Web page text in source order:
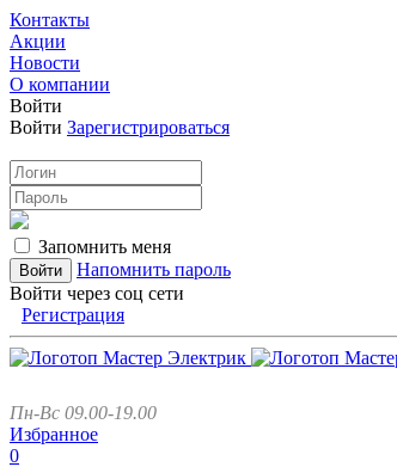
Контакты
Акции
Новости
О компании
Войти
Войти Зарегистрироваться
Запомнить меня
Напомнить пароль
Войти через соц сети
Регистрация
Пн-Вс 09.00-19.00
Избранное
0